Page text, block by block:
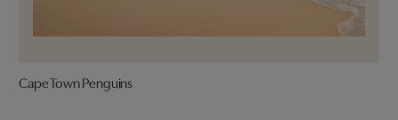
Cape Town Penguins